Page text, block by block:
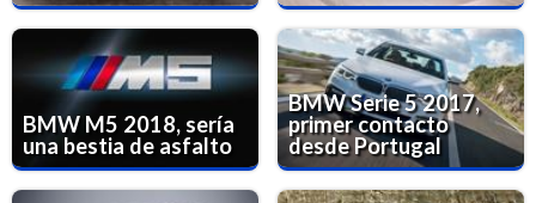
BMW M5 2018, sería
una bestia de asfalto
BMW Serie 5 2017,
primer contacto
desde Portugal